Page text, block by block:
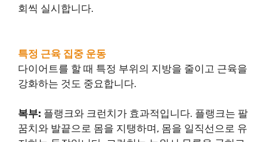
회씩 실시합니다.
특정 근육 집중 운동
다이어트를 할 때 특정 부위의 지방을 줄이고 근육을
강화하는 것도 중요합니다.
복부: 플랭크와 크런치가 효과적입니다. 플랭크는 팔
꿈치와 발끝으로 몸을 지탱하며, 몸을 일직선으로 유